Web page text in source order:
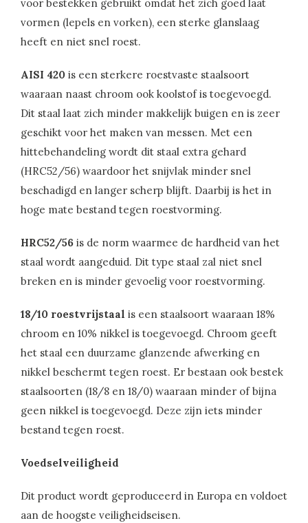
voor bestekken gebruikt omdat het zich goed laat
vormen (lepels en vorken), een sterke glanslaag
heeft en niet snel roest.
AISI 420 is een sterkere roestvaste staalsoort
waaraan naast chroom ook koolstof is toegevoegd.
Dit staal laat zich minder makkelijk buigen en is zeer
geschikt voor het maken van messen. Met een
hittebehandeling wordt dit staal extra gehard
(HRC52/56) waardoor het snijvlak minder snel
beschadigd en langer scherp blijft. Daarbij is het in
hoge mate bestand tegen roestvorming.
HRC52/56 is de norm waarmee de hardheid van het
staal wordt aangeduid. Dit type staal zal niet snel
breken en is minder gevoelig voor roestvorming.
18/10 roestvrijstaal is een staalsoort waaraan 18%
chroom en 10% nikkel is toegevoegd. Chroom geeft
het staal een duurzame glanzende afwerking en
nikkel beschermt tegen roest. Er bestaan ook bestek
staalsoorten (18/8 en 18/0) waaraan minder of bijna
geen nikkel is toegevoegd. Deze zijn iets minder
bestand tegen roest.
Voedselveiligheid
Dit product wordt geproduceerd in Europa en voldoet
aan de hoogste veiligheidseisen.